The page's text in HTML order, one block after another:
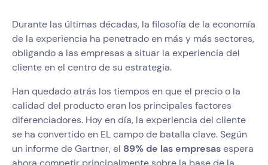
Durante las últimas décadas, la filosofía de la economía
de la experiencia ha penetrado en más y más sectores,
obligando a las empresas a situar la experiencia del
cliente en el centro de su estrategia.
Han quedado atrás los tiempos en que el precio o la
calidad del producto eran los principales factores
diferenciadores. Hoy en día, la experiencia del cliente
se ha convertido en EL campo de batalla clave. Según
un informe de Gartner, el 89% de las empresasespera